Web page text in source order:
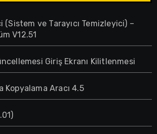
(Sistem ve Tarayıcı Temizleyici) –
V12.51
Giriş Ekranı Kilitlenmesi
Kopyalama Aracı 4.5